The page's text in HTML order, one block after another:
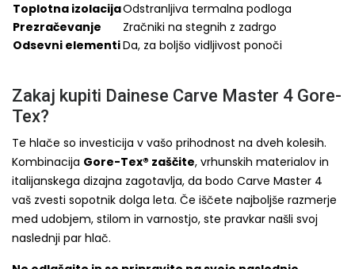
Toplotna izolacijaOdstranljiva termalna podloga
Prezračevanje
Zračniki na stegnih z zadrgo
Odsevni elementiDa, za boljšo vidljivost ponoči
Zakaj kupiti Dainese Carve Master 4 Gore-
Tex?
Te hlače so investicija v vašo prihodnost na dveh kolesih.
Kombinacija Gore-Tex® zaščite, vrhunskih materialov in
italijanskega dizajna zagotavlja, da bodo Carve Master 4
vaš zvesti sopotnik dolga leta. Če iščete najboljše razmerje
med udobjem, stilom in varnostjo, ste pravkar našli svoj
naslednji par hlač.